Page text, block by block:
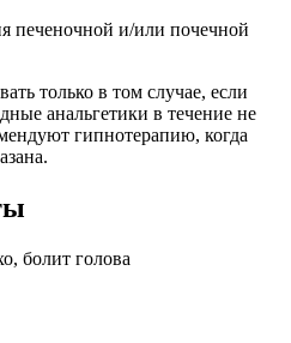
печеночной и/или почечной
только в том случае, если
анальгетики в течение не
гипнотерапию, когда